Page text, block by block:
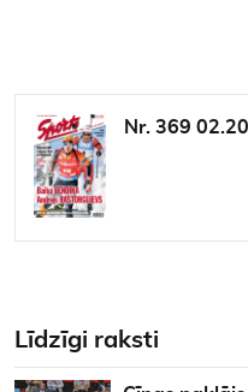
Nr. 369
Līdzīgi raksti